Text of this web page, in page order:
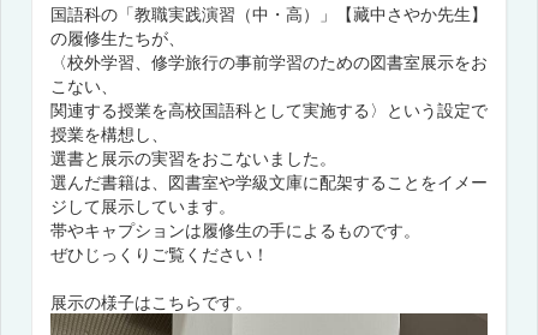
国語科の「教職実践演習（中・高）」【藏中さやか先生】
の履修生たちが、
〈校外学習、修学旅行の事前学習のための図書室展示をお
こない、
関連する授業を高校国語科として実施する〉という設定で
授業を構想し、
選書と展示の実習をおこないました。
選んだ書籍は、図書室や学級文庫に配架することをイメー
ジして展示しています。
帯やキャプションは履修生の手によるものです。
ぜひじっくりご覧ください！
展示の様子はこちらです。